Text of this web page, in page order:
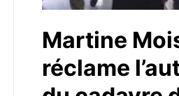
Martine
réclame